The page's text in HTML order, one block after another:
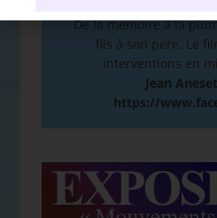
De la mémoire à la
fils à son père. Le
interventions en
Jean
https://